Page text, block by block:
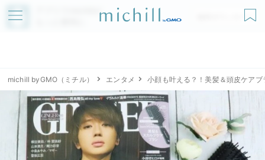
アプリでmichillが
無料ダウンロード
michill byGMO（ミチル） エンタメ 小顔も叶える？！美髪＆頭皮ケア